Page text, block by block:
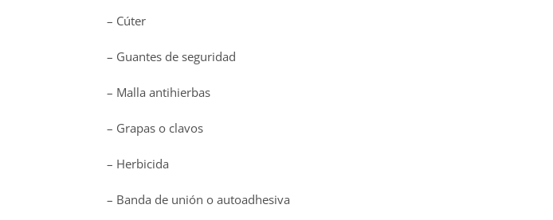
– Cúter
– Guantes de seguridad
– Malla antihierbas
– Grapas o clavos
– Herbicida
– Banda de unión o autoadhesiva